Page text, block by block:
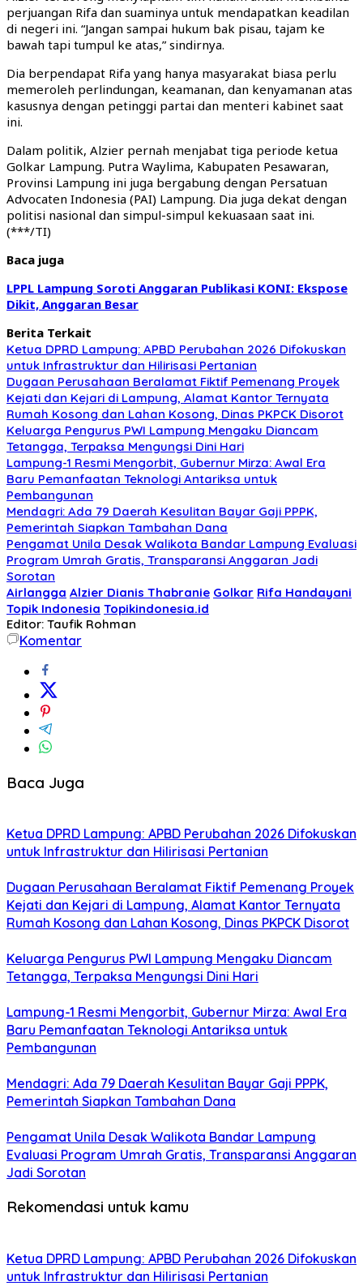
perjuangan Rifa dan suaminya untuk mendapatkan keadilan
di negeri ini. “Jangan sampai hukum bak pisau, tajam ke
bawah tapi tumpul ke atas,” sindirnya.
Dia berpendapat Rifa yang hanya masyarakat biasa perlu
memeroleh perlindungan, keamanan, dan kenyamanan atas
kasusnya dengan petinggi partai dan menteri kabinet saat
ini.
Dalam politik, Alzier pernah menjabat tiga periode ketua
Golkar Lampung. Putra Waylima, Kabupaten Pesawaran,
Provinsi Lampung ini juga bergabung dengan Persatuan
Advocaten Indonesia (PAI) Lampung. Dia juga dekat dengan
politisi nasional dan simpul-simpul kekuasaan saat ini.
(***/TI)
Baca juga
LPPL Lampung Soroti Anggaran Publikasi KONI: Ekspose
Dikit, Anggaran Besar
Berita Terkait
Ketua DPRD Lampung: APBD Perubahan 2026 Difokuskan
untuk Infrastruktur dan Hilirisasi Pertanian
Dugaan Perusahaan Beralamat Fiktif Pemenang Proyek
Kejati dan Kejari di Lampung, Alamat Kantor Ternyata
Rumah Kosong dan Lahan Kosong, Dinas PKPCK Disorot
Keluarga Pengurus PWI Lampung Mengaku Diancam
Tetangga, Terpaksa Mengungsi Dini Hari
Lampung-1 Resmi Mengorbit, Gubernur Mirza: Awal Era
Baru Pemanfaatan Teknologi Antariksa untuk
Pembangunan
Mendagri: Ada 79 Daerah Kesulitan Bayar Gaji PPPK,
Pemerintah Siapkan Tambahan Dana
Pengamat Unila Desak Walikota Bandar Lampung Evaluasi
Program Umrah Gratis, Transparansi Anggaran Jadi
Sorotan
Airlangga Alzier Dianis Thabranie Golkar Rifa Handayani
Topik Indonesia Topikindonesia.id
Editor: Taufik Rohman
Komentar
Baca Juga
Ketua DPRD Lampung: APBD Perubahan 2026 Difokuskan
untuk Infrastruktur dan Hilirisasi Pertanian
Dugaan Perusahaan Beralamat Fiktif Pemenang Proyek
Kejati dan Kejari di Lampung, Alamat Kantor Ternyata
Rumah Kosong dan Lahan Kosong, Dinas PKPCK Disorot
Keluarga Pengurus PWI Lampung Mengaku Diancam
Tetangga, Terpaksa Mengungsi Dini Hari
Lampung-1 Resmi Mengorbit, Gubernur Mirza: Awal Era
Baru Pemanfaatan Teknologi Antariksa untuk
Pembangunan
Mendagri: Ada 79 Daerah Kesulitan Bayar Gaji PPPK,
Pemerintah Siapkan Tambahan Dana
Pengamat Unila Desak Walikota Bandar Lampung
Evaluasi Program Umrah Gratis, Transparansi Anggaran
Jadi Sorotan
Rekomendasi untuk kamu
Ketua DPRD Lampung: APBD Perubahan 2026 Difokuskan
untuk Infrastruktur dan Hilirisasi Pertanian